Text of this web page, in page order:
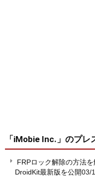
「iMobie Inc.」 のプレ
FRPロック解除の方法
DroidKit最新版を公開03/